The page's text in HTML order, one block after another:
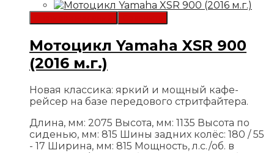
Мотоцикл Yamaha XSR 900
(2016 м.г.)
Новая классика: яркий и мощный кафе-
рейсер на базе передового стритфайтера.
Длина, мм: 2075 Высота, мм: 1135 Высота по
сиденью, мм: 815 Шины задних колёс: 180 / 55
- 17 Ширина, мм: 815 Мощность, л.с./об. в